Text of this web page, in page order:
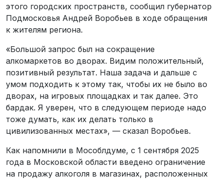
этого городских пространств, сообщил губернатор
Подмосковья Андрей Воробьев в ходе обращения
к жителям региона.
«Большой запрос был на сокращение
алкомаркетов во дворах. Видим положительный,
позитивный результат. Наша задача и дальше с
умом подходить к этому так, чтобы их не было во
дворах, на игровых площадках и так далее. Это
бардак. Я уверен, что в следующем периоде надо
тоже думать, как их делать только в
цивилизованных местах», — сказал Воробьев.
Как напомнили в Мособлдуме, с 1 сентября 2025
года в Московской области введено ограничение
на продажу алкоголя в магазинах, расположенных